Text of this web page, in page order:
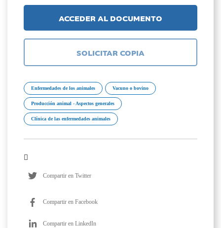
ACCEDER AL DOCUMENTO
SOLICITAR COPIA
Enfermedades de los animales Vacuno o bovino
Producción animal - Aspectos generales
Clínica de las enfermedades animales
Compartir en Twitter
Compartir en Facebook
Compartir en LinkedIn